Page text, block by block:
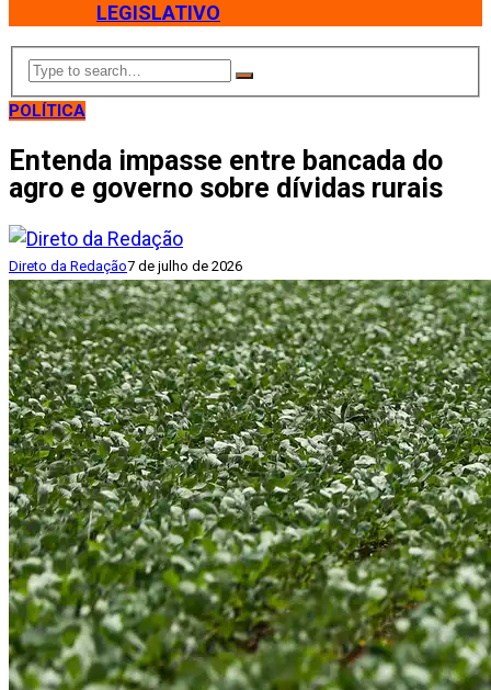
LEGISLATIVO
POLÍTICA
Entenda impasse entre bancada do
agro e governo sobre dívidas rurais
Direto da Redação7 de julho de 2026